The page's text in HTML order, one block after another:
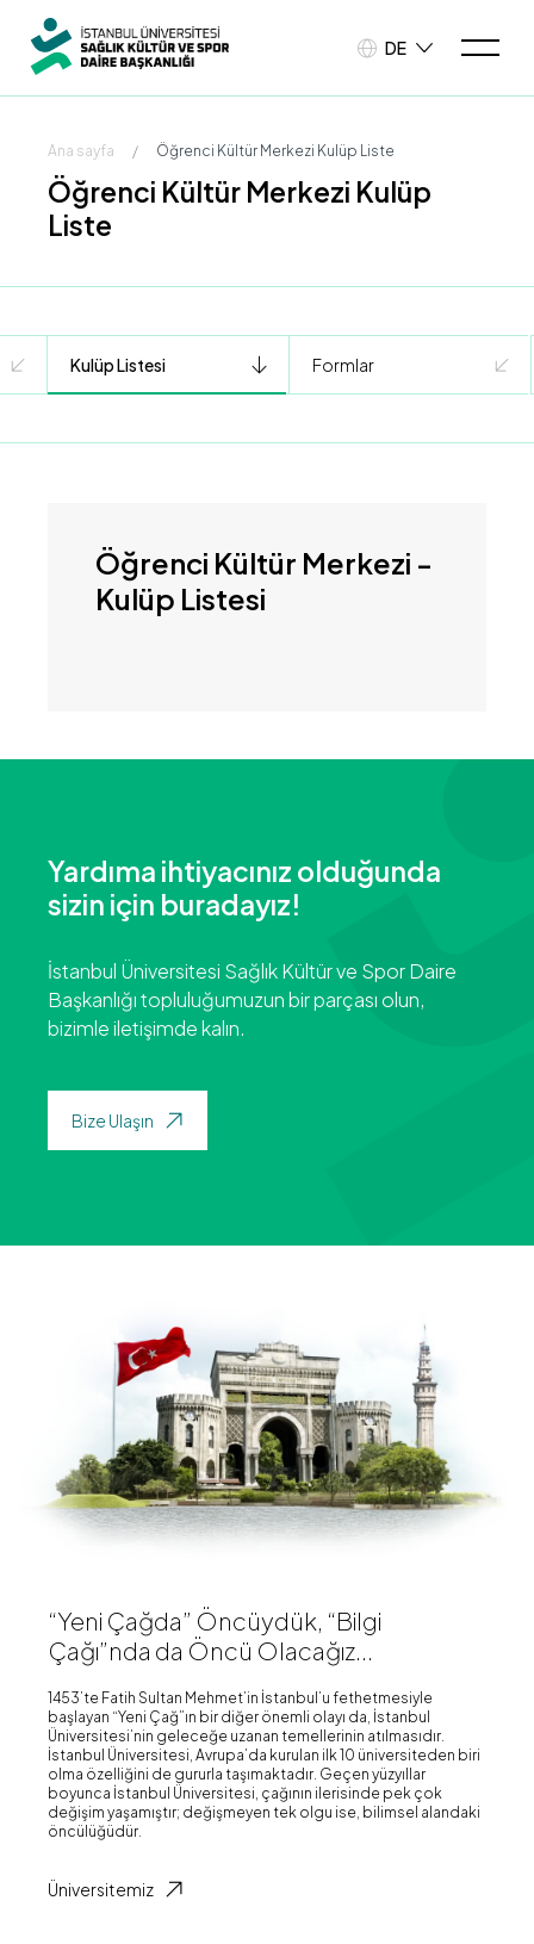
DE
Ana sayfa / Öğrenci Kültür Merkezi Kulüp Liste
Öğrenci Kültür Merkezi Kulüp
Liste
Kulüp Listesi Formlar
Öğrenci Kültür Merkezi -
Kulüp Listesi
Yardıma ihtiyacınız olduğunda
sizin için buradayız!
Bize Ulaşın
İstanbul Üniversitesi Sağlık Kültür ve Spor Daire
Başkanlığı topluluğumuzun bir parçası olun,
bizimle iletişimde kalın.
“Yeni Çağda” Öncüydük, “Bilgi
Çağı”nda da Öncü Olacağız...
1453’te Fatih Sultan Mehmet’in İstanbul’u fethetmesiyle
başlayan “Yeni Çağ”ın bir diğer önemli olayı da, İstanbul
Üniversitesi’nin geleceğe uzanan temellerinin atılmasıdır.
İstanbul Üniversitesi, Avrupa’da kurulan ilk 10 üniversiteden biri
olma özelliğini de gururla taşımaktadır. Geçen yüzyıllar
boyunca İstanbul Üniversitesi, çağının ilerisinde pek çok
değişim yaşamıştır; değişmeyen tek olgu ise, bilimsel alandaki
öncülüğüdür.
Üniversitemiz